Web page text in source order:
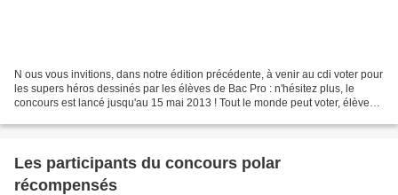
N ous vous invitions, dans notre édition précédente, à venir au cdi voter pour
les supers héros dessinés par les élèves de Bac Pro : n'hésitez plus, le
concours est lancé jusqu'au 15 mai 2013 ! Tout le monde peut voter, élèves
Les participants du concours polar
récompensés